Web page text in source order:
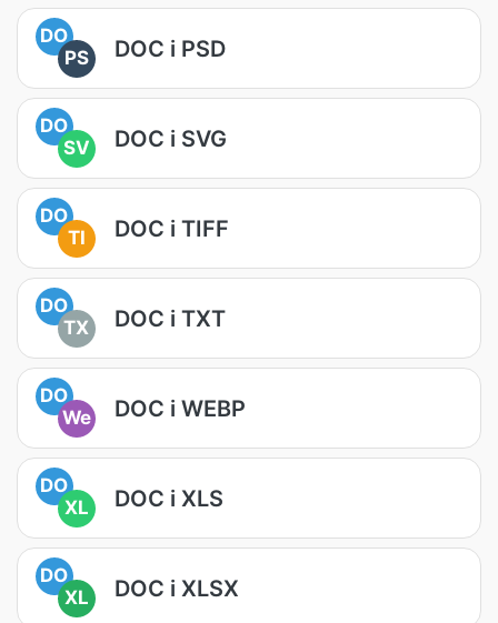
DO
PS
DOC i PSD
DO
SV
DOC i SVG
DO
TI
DOC i TIFF
DO
TX
DOC i TXT
DO
We
DOC i WEBP
DO
XL
DOC i XLS
DO
XL
DOC i XLSX